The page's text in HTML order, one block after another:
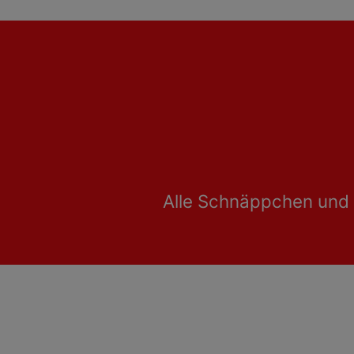
Alle Schnäppchen